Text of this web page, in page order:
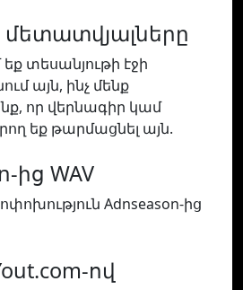
մետատվյալները
եք տեսանյութի էջի
այն, ինչ մենք
որ վերնագիր կամ
եք թարմացնել այն.
ից WAV
Adnseason-ից
ով